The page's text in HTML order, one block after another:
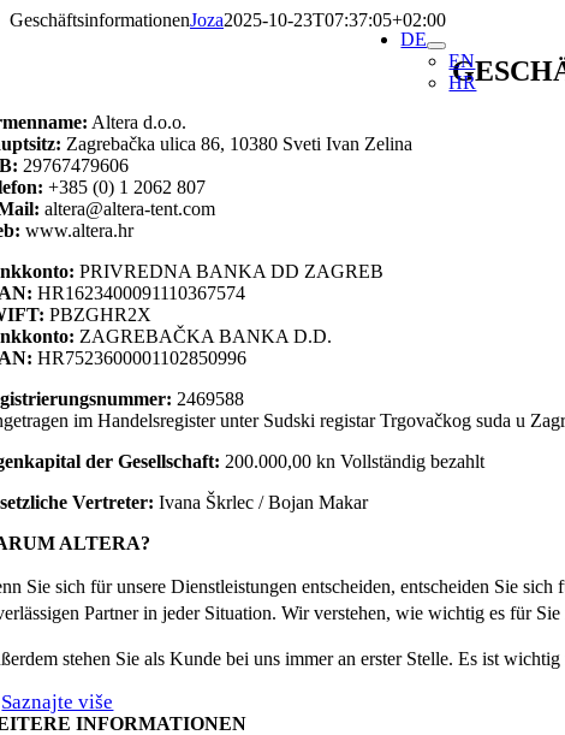
Skip
DE
EN
HR
GeschäftsinformationenJoza2025-10-23T07:37:05+02:00
Altera d.o.o.
Zagrebačka ulica 86, 10380 Sveti Ivan Zelina
29767479606
+385 (0) 1 2062 807
altera@altera-tent.com
www.altera.hr
PRIVREDNA BANKA DD ZAGREB
HR1623400091110367574
PBZGHR2X
ZAGREBAČKA BANKA D.D.
HR7523600001102850996
2469588
im Handelsregister unter Sudski registar Trgovačkog suda u
der Gesellschaft: 200.000,00 kn Vollständig bezahlt
Vertreter: Ivana Škrlec / Bojan Makar
ALTERA?
Sie sich für unsere Dienstleistungen entscheiden, entscheiden Sie
Partner in jeder Situation. Wir verstehen, wie wichtig es für
stehen Sie als Kunde bei uns immer an erster Stelle. Es ist
Saznajte više
INFORMATIONEN